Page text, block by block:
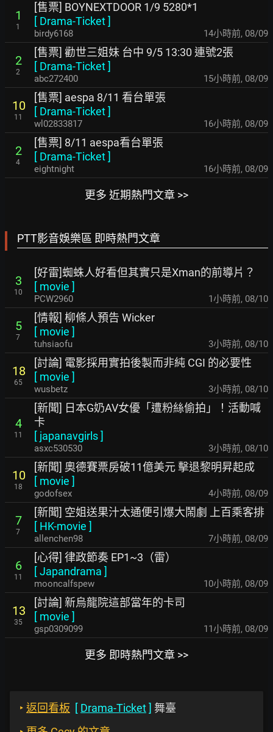
1
1
[售票] BOYNEXTDOOR 1/9 5280*1
[ Drama-Ticket]
birdy6168 14小時前, 08/09
2
2
[售票] 勸世三姐妹 台中 9/5 13:30 連號2張
[ Drama-Ticket]
abc272400 15小時前, 08/09
10
11
[售票] aespa 8/11 看台單張
[ Drama-Ticket]
wl02833817 16小時前, 08/09
2
4
[售票] 8/11 aespa看台單張
[ Drama-Ticket]
eightnight 16小時前, 08/09
更多 近期熱門文章 >>
PTT影音娛樂區 即時熱門文章
3
10
[好雷]蜘蛛人好看但其實只是Xman的前導片？
[ movie ]
PCW2960 1小時前, 08/10
5
7
[情報] 柳條人預告 Wicker
[ movie ]
tuhsiaofu 3小時前, 08/10
18
65
[討論] 電影採用實拍後製而非純 CGI 的必要性
[ movie ]
wusbetz 3小時前, 08/10
4
11
[新聞] 日本G奶AV女優「遭粉絲偷拍」！活動喊
卡
[ japanavgirls]
asxc530530 3小時前, 08/10
10
18
[新聞] 奧德賽票房破11億美元 擊退黎明昇起成
[ movie ]
godofsex 4小時前, 08/09
7
7
[新聞] 空姐送果汁太通便引爆大鬧劇 上百乘客排
[ HK-movie ]
allenchen98 7小時前, 08/09
6
11
[心得] 律政節奏 EP1~3（雷）
[Japandrama ]
mooncalfspew 10小時前, 08/09
13
35
[討論] 新烏龍院這部當年的卡司
[ movie ]
gsp0309099 11小時前, 08/09
更多 即時熱門文章 >>
‣ 返回看板 [ Drama-Ticket] 舞臺